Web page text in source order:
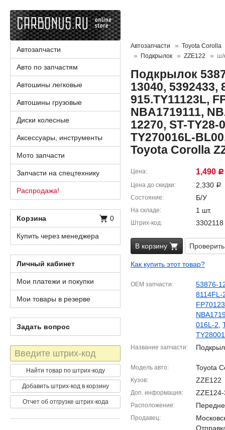
Автозапчасти
Toyota Corolla
Подкрылок
ZZE122 ш/
Подкрылок
13040, 5392433,
915.TY11123L,
NBA1719111,
12270, ST-TY28-
TY270016L-
Toyota Corolla
Цена 1,490 Р
Цена до скидки 2,330 Р
Состояние Б/У
На складе 1 шт.
Штрих-код 3302118
В корзину
Как купить этот товар?
OEM запчасти
53876-
8114FL-
016L-2
Название запчасти
Модель авто Toyota
Кузов ZZE122
Доп. информация
Расположение
Продавец
Автозапчасти
Авто по запчастям
Автошины легковые
Автошины грузовые
Диски колесные
Аксессуары, инструменты
Мото запчасти
Запчасти на спецтехнику
Распродажа!
Корзина 0
Купить через менеджера
Личный кабинет
Мои платежи и покупки
Мои товары в резерве
Задать вопрос
Штрих-
код
Найти товар по штрих-коду
Добавить штрих-код в корзину
Отчет об отгрузке штрих-кода